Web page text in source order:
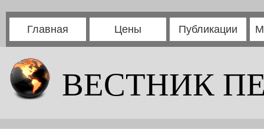
Главная Цены Публикации
ВЕСТНИК